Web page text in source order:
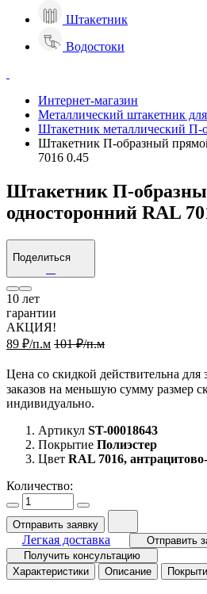
Штакетник
Водостоки
Интернет-магазин
Металлический штакетник для
Штакетник металлический П-
Штакетник П-образный
7016 0.45
Штакетник П-
односторонний RAL
Поделиться
10 лет
гарантии
АКЦИЯ!
89 ₽/п.м 101 ₽/п.м
Цена со скидкой действительна для
заказов на меньшую сумму размер
индивидуально.
Артикул ST-00018643
Покрытие Полиэстер
Цвет RAL 7016,
Количество:
Отправить заявку
Легкая доставка
Отправить
Получить консультацию
Характеристики
Описание